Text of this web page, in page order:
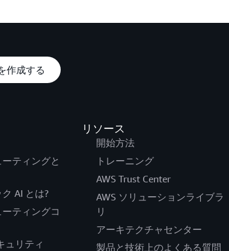
作成する
ティングと
AI とは?
ティングコ
ュリティ
リソース
開始方法
トレーニング
AWS Trust Center
AWS ソリューションライブラ
リ
アーキテクチャセンター
製品と技術上のよくある質問